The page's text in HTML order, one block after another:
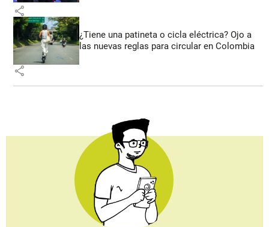
share
¿Tiene una patineta o cicla eléctrica? Ojo a
las nuevas reglas para circular en Colombia
share